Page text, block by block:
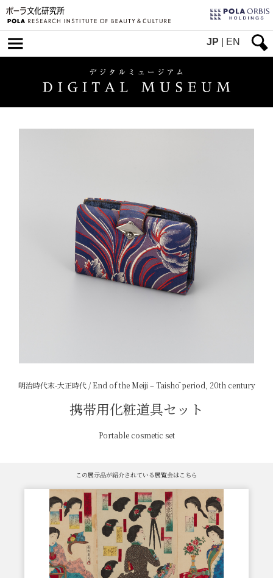
JP EN
明治時代末-大正時代 / End of the Meiji – Taishō period, 20th century
携帯用化粧道具セット
Portable cosmetic set
この展示品が紹介されている展覧会はこちら